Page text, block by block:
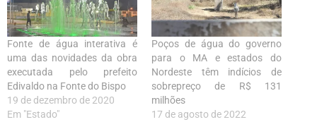
Fonte de água interativa é
uma das novidades da obra
executada pelo prefeito
Edivaldo na Fonte do Bispo
19 de dezembro de 2020
Em "Estado"
Poços de água do governo
para o MA e estados do
Nordeste têm indícios de
sobrepreço de R$ 131
milhões
17 de agosto de 2022